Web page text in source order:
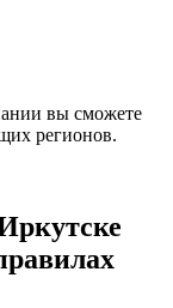
вы сможете
регионов.